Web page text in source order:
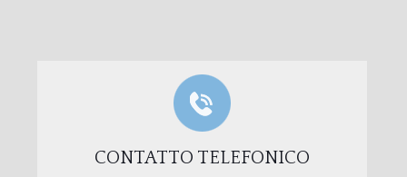
CONTATTO TELEFONICO